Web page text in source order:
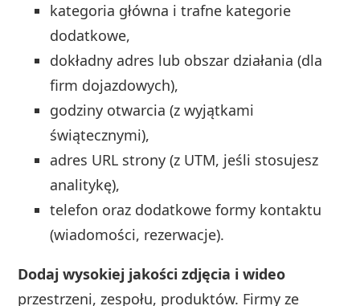
kategoria główna i trafne kategorie
dodatkowe,
dokładny adres lub obszar działania (dla
firm dojazdowych),
godziny otwarcia (z wyjątkami
świątecznymi),
adres URL strony (z UTM, jeśli stosujesz
analitykę),
telefon oraz dodatkowe formy kontaktu
(wiadomości, rezerwacje).
Dodaj wysokiej jakości zdjęcia i wideo
przestrzeni, zespołu, produktów. Firmy ze